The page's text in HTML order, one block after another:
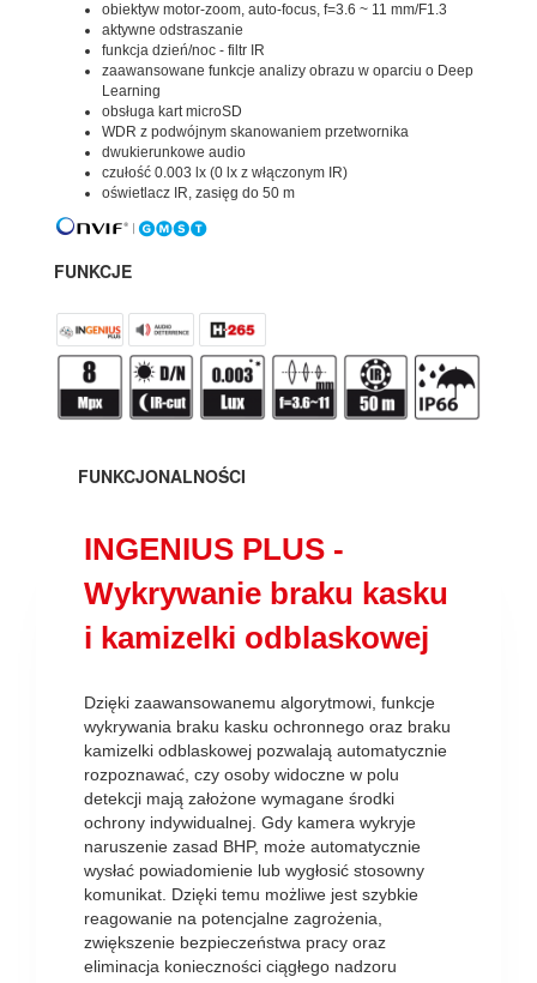
obiektyw motor-zoom, auto-focus, f=3.6 ~ 11 mm/F1.3
aktywne odstraszanie
funkcja dzień/noc - filtr IR
zaawansowane funkcje analizy obrazu w oparciu o Deep
Learning
obsługa kart microSD
WDR z podwójnym skanowaniem przetwornika
dwukierunkowe audio
czułość 0.003 lx (0 lx z włączonym IR)
oświetlacz IR, zasięg do 50 m
FUNKCJE
FUNKCJONALNOŚCI
INGENIUS PLUS -
Wykrywanie braku kasku
i kamizelki odblaskowej
Dzięki zaawansowanemu algorytmowi, funkcje
wykrywania braku kasku ochronnego oraz braku
kamizelki odblaskowej pozwalają automatycznie
rozpoznawać, czy osoby widoczne w polu
detekcji mają założone wymagane środki
ochrony indywidualnej. Gdy kamera wykryje
naruszenie zasad BHP, może automatycznie
wysłać powiadomienie lub wygłosić stosowny
komunikat. Dzięki temu możliwe jest szybkie
reagowanie na potencjalne zagrożenia,
zwiększenie bezpieczeństwa pracy oraz
eliminacja konieczności ciągłego nadzoru